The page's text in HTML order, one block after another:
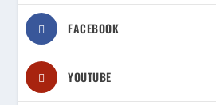
FACEBOOK
YOUTUBE